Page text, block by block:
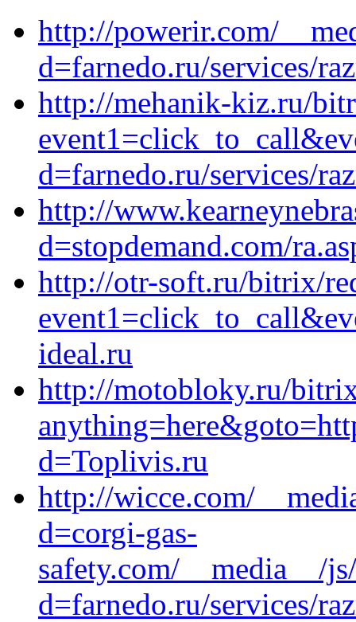
http://powerir.com/
d=farnedo.ru/services/
http://mehanik-kiz.ru/
d=farnedo.ru/services/
http://
d=stopdemand.com/
http://otr-soft.ru/bitrix/
ideal.ru
http://motobloky.ru/
d=Toplivis.ru
http://wicce.com/
d=corgi-gas-
safety.com/__media__/
d=farnedo.ru/services/